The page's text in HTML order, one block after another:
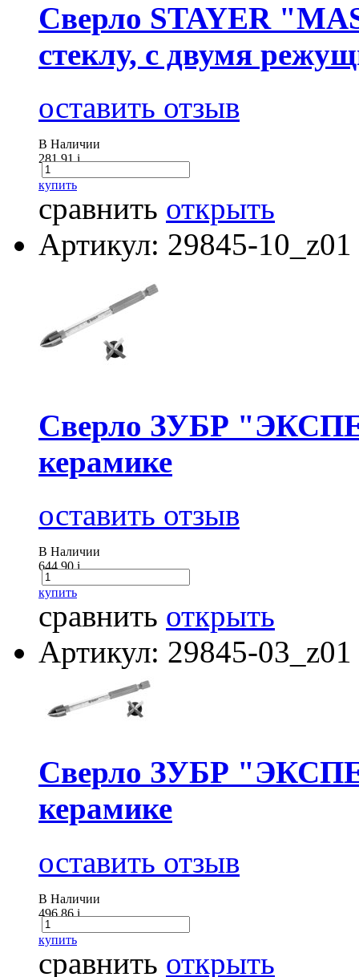
Сверло STAYER
стеклу, с двумя
оставить отзыв
В Наличии
281.91i
купить
сравнить открыть
Артикул: 29845-10_z01
Сверло ЗУБР
керамике
оставить отзыв
В Наличии
644.90i
купить
сравнить открыть
Артикул: 29845-03_z01
Сверло ЗУБР
керамике
оставить отзыв
В Наличии
496.86i
купить
сравнить открыть